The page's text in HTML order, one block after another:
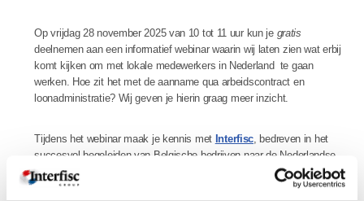
Op vrijdag 28 november 2025 van 10 tot 11 uur kun je gratis
deelnemen aan een informatief webinar waarin wij laten zien wat erbij
komt kijken om met lokale medewerkers in Nederland te gaan
werken. Hoe zit het met de aanname qua arbeidscontract en
loonadministratie? Wij geven je hierin graag meer inzicht.
Tijdens het webinar maak je kennis met Interfisc , bedreven in het
succesvol begeleiden van Belgische bedrijven naar de Nederlandse
markt.